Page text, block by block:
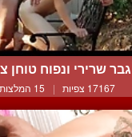
גבר שרירי ונפוח טוחן
17167 צפיות | 15 המלצות